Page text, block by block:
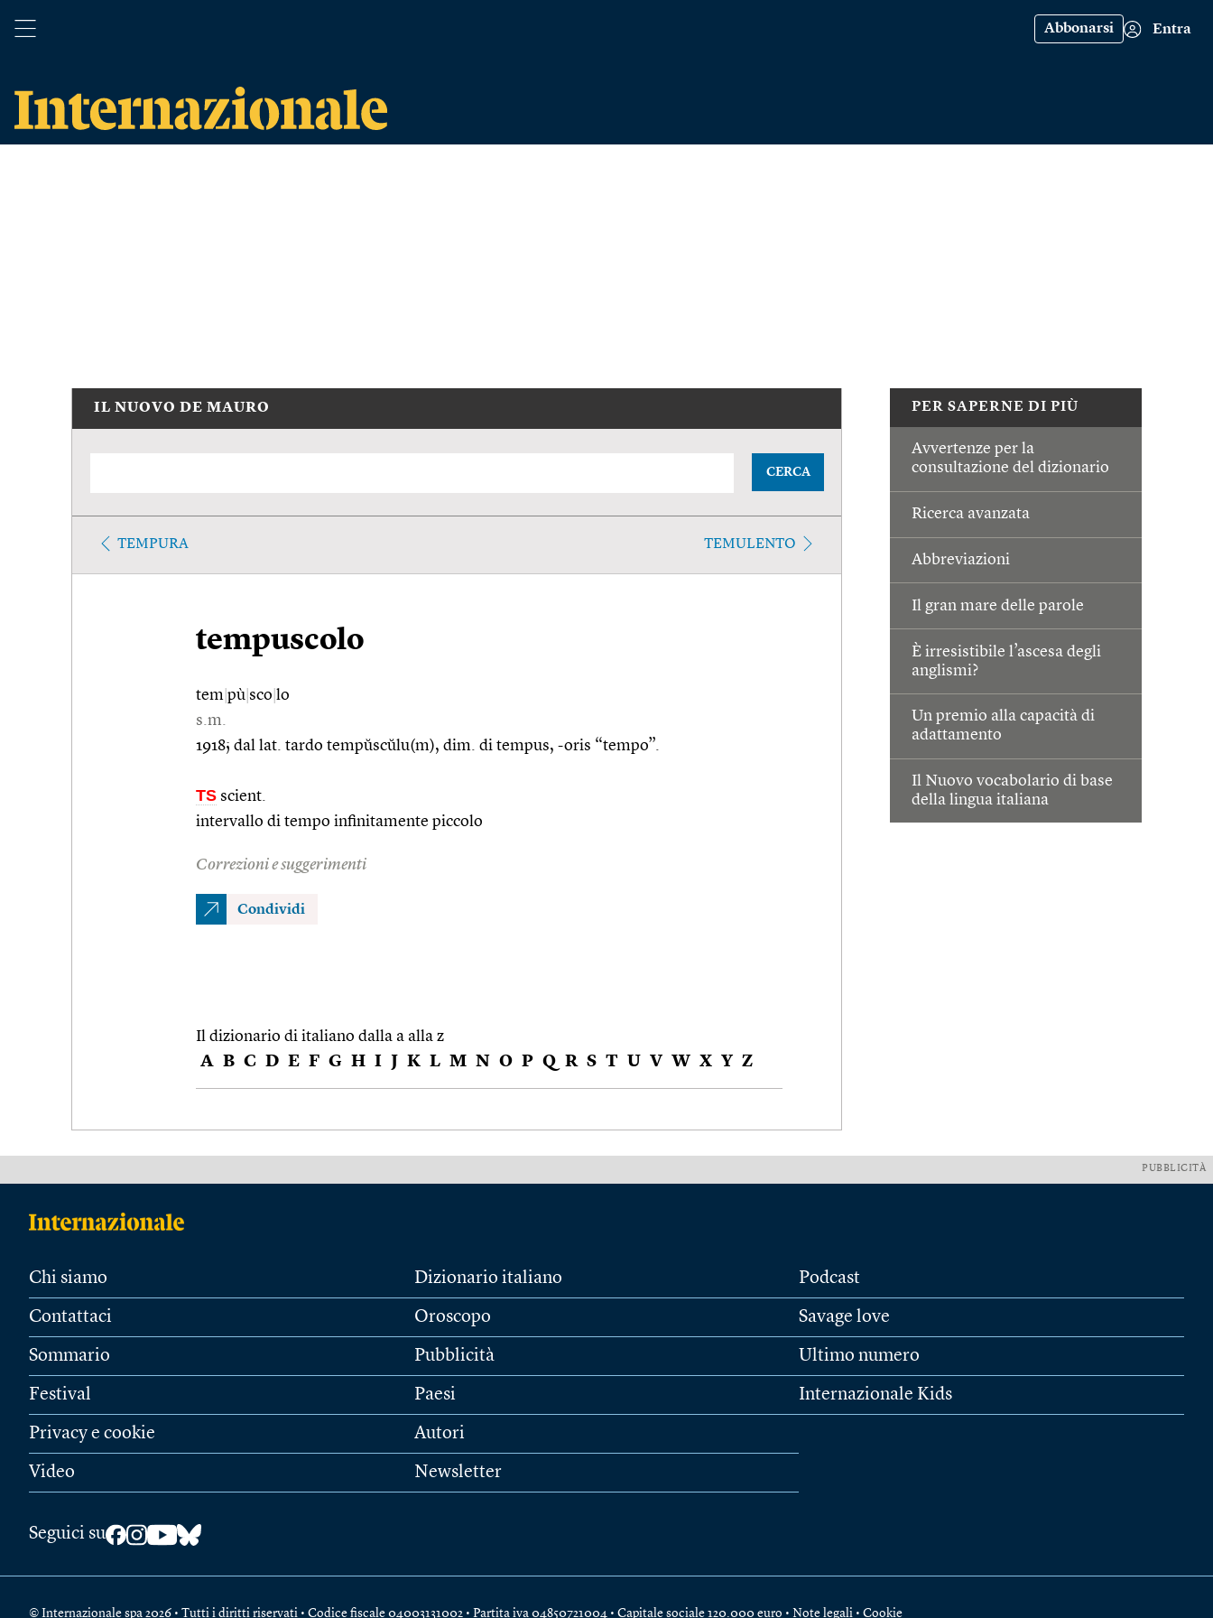
Abbonarsi Entra
PER SAPERNE DI PIÙ
Avvertenze per la
consultazione del dizionario
Ricerca avanzata
Abbreviazioni
Il gran mare delle parole
È irresistibile l’ascesa degli
anglismi?
Un premio alla capacità di
adattamento
Il Nuovo vocabolario di base
della lingua italiana
IL NUOVO DE MAURO
CERCA
TEMPURA TEMULENTO
tempuscolo
tem pù sco lo
s.m.
1918; dal lat. tardo tempŭscŭlu(m), dim. di tempus, -oris “tempo”.
TS scient.
intervallo di tempo infinitamente piccolo
Correzioni e suggerimenti
Condividi
Il dizionario di italiano dalla a alla z
A B C D E F G H I J K L M N O P Q R S T U V W X Y Z
PUBBLICITÀ
Chi siamo
Contattaci
Sommario
Festival
Privacy e cookie
Video
Dizionario italiano
Oroscopo
Pubblicità
Paesi
Autori
Newsletter
Podcast
Savage love
Ultimo numero
Internazionale Kids
Seguici su
© Internazionale spa 2026 • Tutti i diritti riservati • Codice fiscale 04003131002 • Partita iva 04850721004 • Capitale sociale 120.000 euro • Note legali • Cookie